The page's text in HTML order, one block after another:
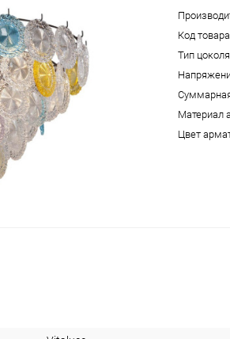
Код товара
Тип цоколя
Материал
Цвет